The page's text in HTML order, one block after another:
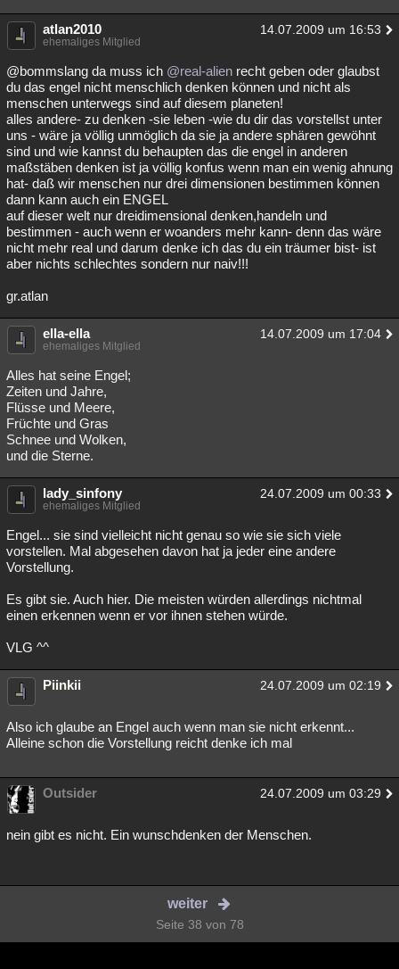
atlan2010 14.07.2009 um 16:53
ehemaliges Mitglied
@bommslang da muss ich @real-alien recht geben oder glaubst
du das engel nicht menschlich denken können und nicht als
menschen unterwegs sind auf diesem planeten!
alles andere- zu denken -sie leben -wie du dir das vorstellst unter
uns - wäre ja völlig unmöglich da sie ja andere sphären gewöhnt
sind und wie kannst du behaupten das die engel in anderen
maßstäben denken ist ja völlig konfus wenn man ein wenig ahnung
hat- daß wir menschen nur drei dimensionen bestimmen können
dann kann auch ein ENGEL
auf dieser welt nur dreidimensional denken,handeln und
bestimmen - auch wenn er woanders mehr kann- denn das wäre
nicht mehr real und darum denke ich das du ein träumer bist- ist
aber nichts schlechtes sondern nur naiv!!!
gr.atlan
ella-ella 14.07.2009 um 17:04
ehemaliges Mitglied
Alles hat seine Engel;
Zeiten und Jahre,
Flüsse und Meere,
Früchte und Gras
Schnee und Wolken,
und die Sterne.
lady_sinfony 24.07.2009 um 00:33
ehemaliges Mitglied
Engel... sie sind vielleicht nicht genau so wie sie sich viele
vorstellen. Mal abgesehen davon hat ja jeder eine andere
Vorstellung.
Es gibt sie. Auch hier. Die meisten würden allerdings nichtmal
einen erkennen wenn er vor ihnen stehen würde.
VLG ^^
Piinkii 24.07.2009 um 02:19
Also ich glaube an Engel auch wenn man sie nicht erkennt...
Alleine schon die Vorstellung reicht denke ich mal
Outsider 24.07.2009 um 03:29
nein gibt es nicht. Ein wunschdenken der Menschen.
weiter
Seite 38 von 78